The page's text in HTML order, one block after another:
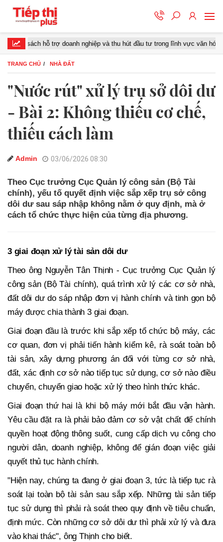
hỗ trợ doanh nghiệp và thu hút đầu tư trong lĩnh vực văn hóa số
TRANG CHỦ NHÀ ĐẤT
"Nước rút" xử lý trụ sở dôi dư
- Bài 2: Không thiếu cơ chế,
thiếu cách làm
Admin 03/06/2026 08:30
Theo Cục trưởng Cục Quản lý công sản (Bộ Tài
chính), yếu tố quyết định việc sắp xếp trụ sở công
dôi dư sau sáp nhập không nằm ở quy định, mà ở
cách tổ chức thực hiện của từng địa phương.
3giai đoạn xử lý tài sản dôi dư
Theo ông Nguyễn Tân Thịnh - Cục trưởng Cục Quản lý
công sản (Bộ Tài chính), quá trình xử lý các cơ sở nhà,
đất dôi dư do sáp nhập đơn vị hành chính và tinh gọn bộ
máy được chia thành 3 giai đoạn.
Giai đoạn đầu là trước khi sắp xếp tổ chức bộ máy, các
cơ quan, đơn vị phải tiến hành kiểm kê, rà soát toàn bộ
tài sản, xây dựng phương án đối với từng cơ sở nhà,
đất, xác định cơ sở nào tiếp tục sử dụng, cơ sở nào điều
chuyển, chuyển giao hoặc xử lý theo hình thức khác.
Giai đoạn thứ hai là khi bộ máy mới bắt đầu vận hành.
Yêu cầu đặt ra là phải bảo đảm cơ sở vật chất để chính
quyền hoạt động thông suốt, cung cấp dịch vụ công cho
người dân, doanh nghiệp, không để gián đoạn việc giải
quyết thủ tục hành chính.
"Hiện nay, chúng ta đang ở giai đoạn 3, tức là tiếp tục rà
soát lại toàn bộ tài sản sau sắp xếp. Những tài sản tiếp
tục sử dụng thì phải rà soát theo quy định về tiêu chuẩn,
định mức. Còn những cơ sở dôi dư thì phải xử lý và đưa
vào khai thác", ông Thịnh cho biết.